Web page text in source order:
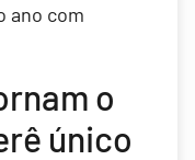
ano com
o
único